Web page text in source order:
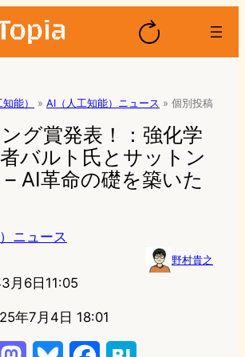
能） » AI（人工知能）ニュース » 個別投稿
グ賞発表！：強化学
バルト氏とサットン
AI革命の礎を築いた
ニュース
野村貴之
月6日11:05
年7月4日 18:01